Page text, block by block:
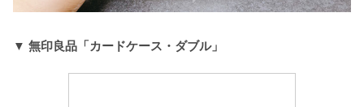
▼ 無印良品「カードケース・ダブル」